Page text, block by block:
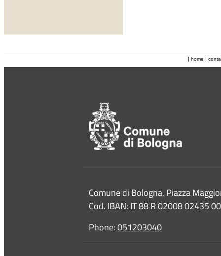
| home |
Contacts
Comune di Bologna, Piazza
Cod. IBAN: IT 88 R 02008 02435
Phone:051203040